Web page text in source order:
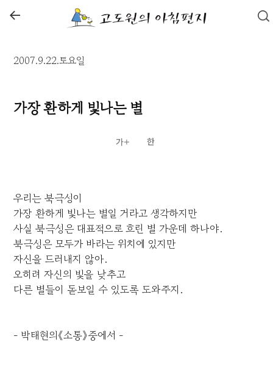
←
2007.9.22.토요일
가장 환하게 빛나는 별
우리는 북극성이
가장 환하게 빛나는 별일 거라고 생각하지만
사실 북극성은 대표적으로 흐린 별 가운데 하나야.
북극성은 모두가 바라는 위치에 있지만
자신을 드러내지 않아.
오히려 자신의 빛을 낮추고
다른 별들이 돋보일 수 있도록 도와주지.
- 박태현의《소통》중에서 -